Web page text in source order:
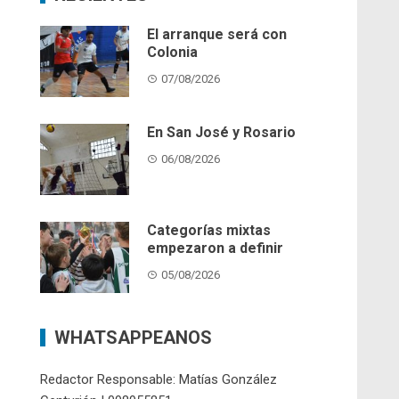
El arranque será con
Colonia
07/08/2026
En San José y Rosario
06/08/2026
Categorías mixtas
empezaron a definir
05/08/2026
WHATSAPPEANOS
Redactor Responsable: Matías González